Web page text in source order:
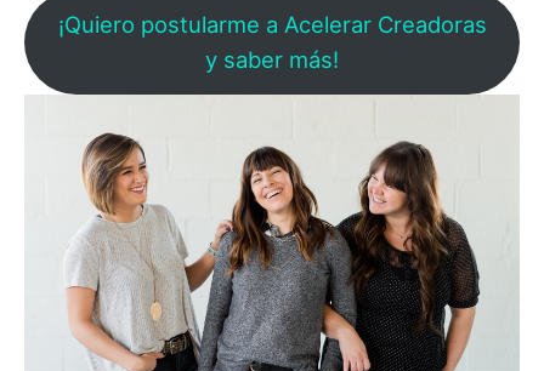
¡Quiero postularme a Acelerar Creadoras
y saber más!